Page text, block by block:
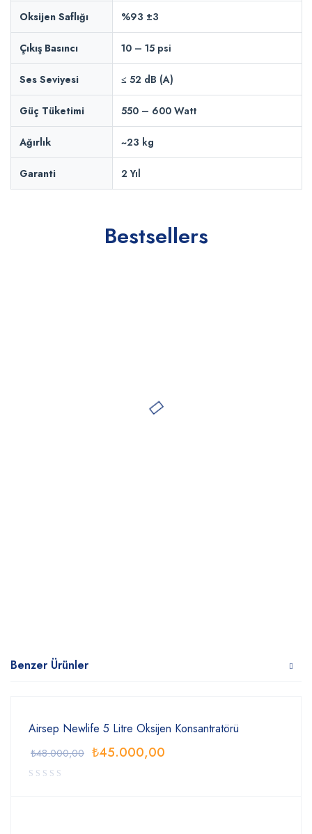
Oksijen Saflığı %93 ±3
Çıkış Basıncı 10 – 15 psi
Ses Seviyesi ≤ 52 dB (A)
Güç Tüketimi 550 – 600 Watt
Ağırlık ~23 kg
Garanti 2 Yıl
Bestsellers
Benzer Ürünler
Airsep Newlife 5 Litre Oksijen Konsantratörü
₺48.000,00 ₺45.000,00